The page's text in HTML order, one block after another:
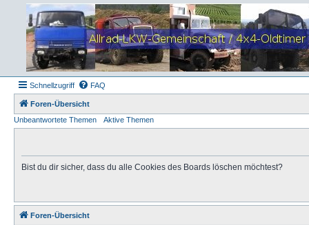
Schnellzugriff FAQ
Foren-Übersicht
Unbeantwortete Themen
Aktive Themen
Bist du dir sicher, dass du alle Cookies des Boards löschen möchtest?
Foren-Übersicht